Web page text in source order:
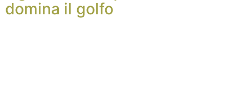
domina il golfo